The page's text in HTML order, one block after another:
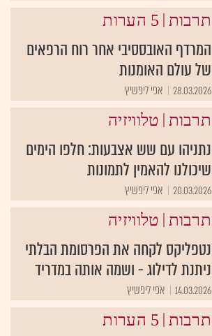
תרבות | 5 הערות
המרדף האובססיבי אחר רוח הרפאים
של עולם האומנות
28.03.2026 אפי ליפשיץ
תרבות | טלוויזיה
נתניהו עם שש אצבעות: חלפו הימים
שיכולנו להאמין לתמונות
20.03.2026 אפי ליפשיץ
תרבות | טלוויזיה
נטפליקס לקחה את הפרסומת הבלתי
ניתנת לדילוג - ושמה אותה במדריד
14.03.2026 אפי ליפשיץ
תרבות | 5 הערות